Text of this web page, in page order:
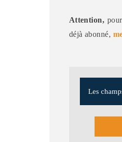
Attention,
déjà abonné,
Les